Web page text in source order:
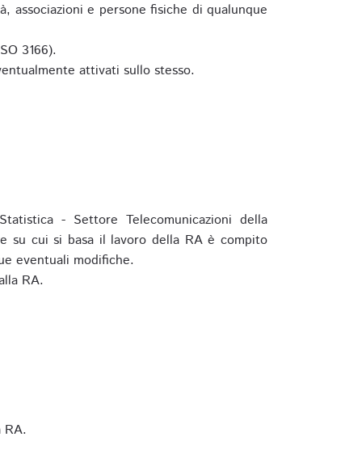
associazioni e persone fisiche di qualunque
3166).
attivati sullo stesso.
- Settore Telecomunicazioni della
su cui si basa il lavoro della RA è compito
eventuali modifiche.
RA.